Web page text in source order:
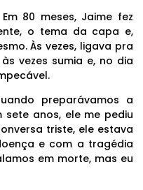
80 meses, Jaime fez
o tema da capa e,
Às vezes, ligava pra
vezes sumia e, no dia
preparávamos a
sete anos, ele me pediu
triste, ele estava
e com a tragédia
em morte, mas eu